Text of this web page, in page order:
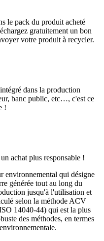
le pack du produit acheté
gratuitement un bon
votre produit à recycler.
dans la production
banc public, etc…, c'est ce
!
achat plus responsable !
environnemental qui désigne
générée tout au long du
jusqu'à l'utilisation et
selon la méthode ACV
14040-44) qui est la plus
des méthodes, en termes